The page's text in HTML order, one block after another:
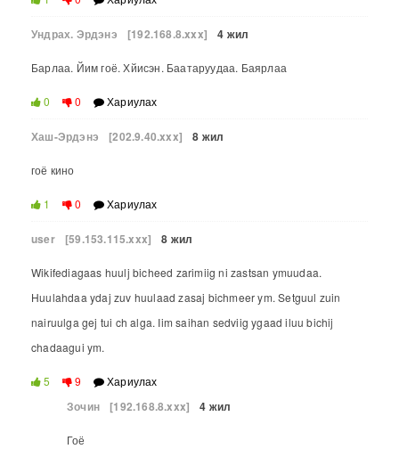
Ундрах. Эрдэнэ [192.168.8.xxx] 4 жил
Барлаа. Йим гоё. Хйисэн. Баатаруудаа. Баярлаа
0 0 Хариулах
Хаш-Эрдэнэ [202.9.40.xxx] 8 жил
гоё кино
1 0 Хариулах
user [59.153.115.xxx] 8 жил
Wikifediagaas huulj bicheed zarimiig ni zastsan ymuudaa.
Huulahdaa ydaj zuv huulaad zasaj bichmeer ym. Setguul zuin
nairuulga gej tui ch alga. Iim saihan sedviig ygaad iluu bichij
chadaagui ym.
5 9 Хариулах
Зочин [192.168.8.xxx] 4 жил
Гоё